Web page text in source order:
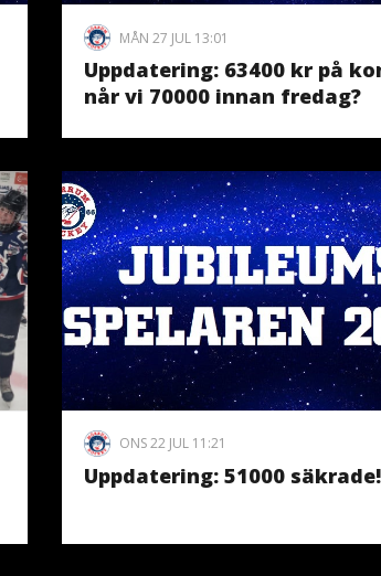
MÅN 27 JUL 13:01
Uppdatering: 63400 kr på
når vi 70000 innan fredag?
ONS 22 JUL 11:21
Uppdatering: 51000 säkrade!